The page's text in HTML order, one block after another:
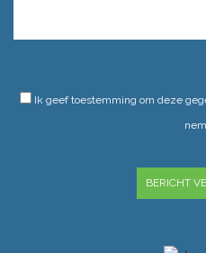
Ik geef toestemming om deze